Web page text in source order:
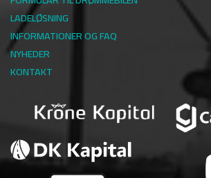
LADELØSNING
INFORMATIONER OG FAQ
NYHEDER
KONTAKT